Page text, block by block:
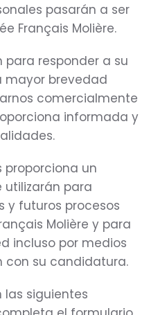
pasarán a ser
Français Molière.
para responder a su
mayor brevedad
comercialmente
informada y
proporciona un
utilizarán para
y futuros procesos
Molière y para
incluso por medios
con su candidatura.
siguientes